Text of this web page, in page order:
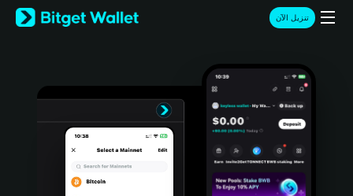
English
日本語
Türkçe
تنزيل الآن